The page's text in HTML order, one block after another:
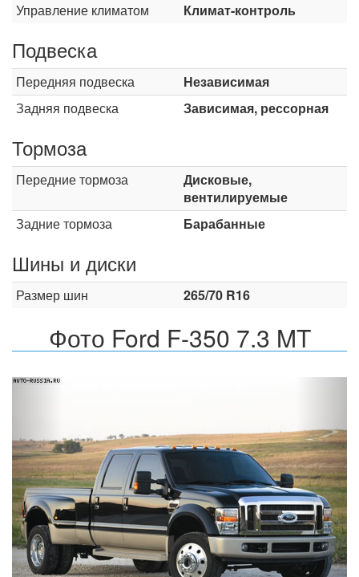
Управление климатом Климат-контроль
Подвеска
Передняя подвеска
Независимая
Задняя подвеска
Зависимая, рессорная
Тормоза
Передние тормоза
Дисковые,
вентилируемые
Задние тормоза
Барабанные
Шины и диски
Размер шин 265/70 R16
Фото Ford F-350 7.3 MT
Назад